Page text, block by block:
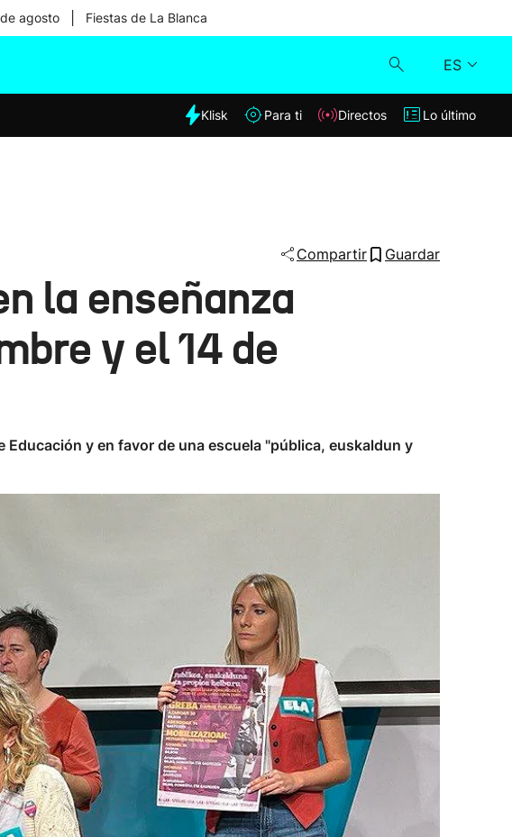
agosto Fiestas de La Blanca
ES
Klisk
Klisk Para ti Directos Lo último
Compartir Guardar
la enseñanza
y el 14 de
Educación y en favor de una escuela "pública, euskaldun y